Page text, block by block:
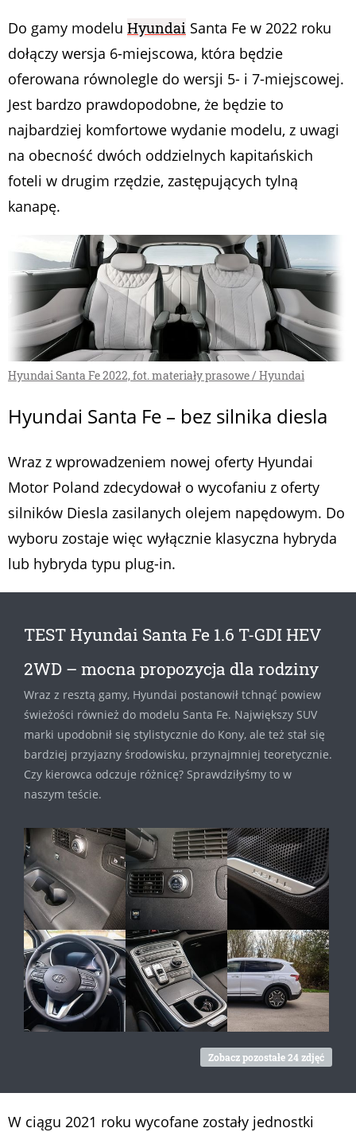
Do gamy modelu Hyundai Santa Fe w 2022 roku
dołączy wersja 6-miejscowa, która będzie
oferowana równolegle do wersji 5- i 7-miejscowej.
Jest bardzo prawdopodobne, że będzie to
najbardziej komfortowe wydanie modelu, z uwagi
na obecność dwóch oddzielnych kapitańskich
foteli w drugim rzędzie, zastępujących tylną
kanapę.
Hyundai Santa Fe 2022, fot. materiały prasowe / Hyundai
Hyundai Santa Fe – bez silnika diesla
Wraz z wprowadzeniem nowej oferty Hyundai
Motor Poland zdecydował o wycofaniu z oferty
silników Diesla zasilanych olejem napędowym. Do
wyboru zostaje więc wyłącznie klasyczna hybryda
lub hybryda typu plug-in.
TEST Hyundai Santa Fe 1.6 T-GDI HEV
2WD – mocna propozycja dla rodziny
Wraz z resztą gamy, Hyundai postanowił tchnąć powiew
świeżości również do modelu Santa Fe. Największy SUV
marki upodobnił się stylistycznie do Kony, ale też stał się
bardziej przyjazny środowisku, przynajmniej teoretycznie.
Czy kierowca odczuje różnicę? Sprawdziłyśmy to w
naszym teście.
Zobacz pozostałe 24 zdjęć
W ciągu 2021 roku wycofane zostały jednostki